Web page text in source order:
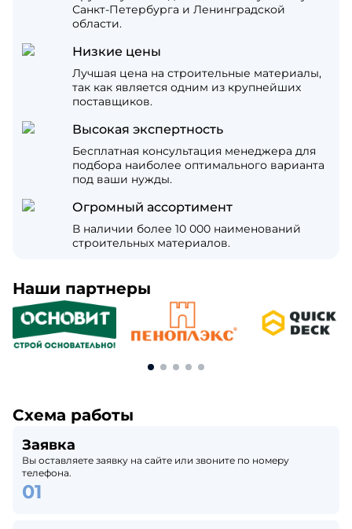
Санкт-Петербурга и Ленинградской
области.
Низкие цены
Лучшая цена на строительные материалы,
так как является одним из крупнейших
поставщиков.
Высокая экспертность
Бесплатная консультация менеджера для
подбора наиболее оптимального варианта
под ваши нужды.
Огромный ассортимент
В наличии более 10 000 наименований
строительных материалов.
Наши партнеры
Схема работы
Заявка
Вы оставляете заявку на сайте или звоните по номеру
телефона.